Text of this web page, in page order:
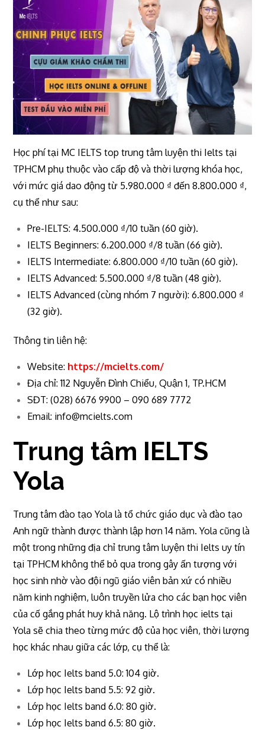
Học phí tại MC IELTS top trung tâm luyện thi Ielts tại
TPHCM phụ thuộc vào cấp độ và thời lượng khóa học,
với mức giá dao động từ 5.980.000 ₫ đến 8.800.000 ₫,
cụ thể như sau:
Pre-IELTS: 4.500.000 ₫/10 tuần (60 giờ).
IELTS Beginners: 6.200.000 ₫/8 tuần (66 giờ).
IELTS Intermediate: 6.800.000 ₫/10 tuần (60 giờ).
IELTS Advanced: 5.500.000 ₫/8 tuần (48 giờ).
IELTS Advanced (cùng nhóm 7 người): 6.800.000 ₫
(32 giờ).
Thông tin liên hệ:
Website: https://mcielts.com/
Địa chỉ: 112 Nguyễn Đình Chiểu, Quận 1, TP.HCM
SĐT: (028) 6676 9900 – 090 689 7772
Email: info@mcielts.com
Trung tâm IELTS
Yola
Trung tâm đào tạo Yola là tổ chức giáo dục và đào tạo
Anh ngữ thành được thành lập hơn 14 năm. Yola cũng là
một trong những địa chỉ trung tâm luyện thi Ielts uy tín
tại TPHCM không thể bỏ qua trong gây ấn tượng với
học sinh nhờ vào đội ngũ giáo viên bản xứ có nhiều
năm kinh nghiệm, luôn truyền lửa cho các bạn học viên
của cố gắng phát huy khả năng. Lộ trình học ielts tại
Yola sẽ chia theo từng mức độ của học viên, thời lượng
học khác nhau giữa các lớp, cụ thể là:
Lớp học Ielts band 5.0: 104 giờ.
Lớp học Ielts band 5.5: 92 giờ.
Lớp học Ielts band 6.0: 80 giờ.
Lớp học Ielts band 6.5: 80 giờ.